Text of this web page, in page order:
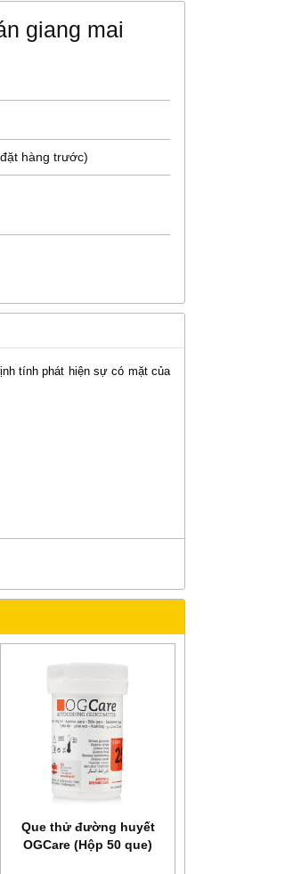
giang mai
hàng trước)
tính phát hiện sự có mặt của
Que thử đường huyết
OGCare (Hộp 50 que)